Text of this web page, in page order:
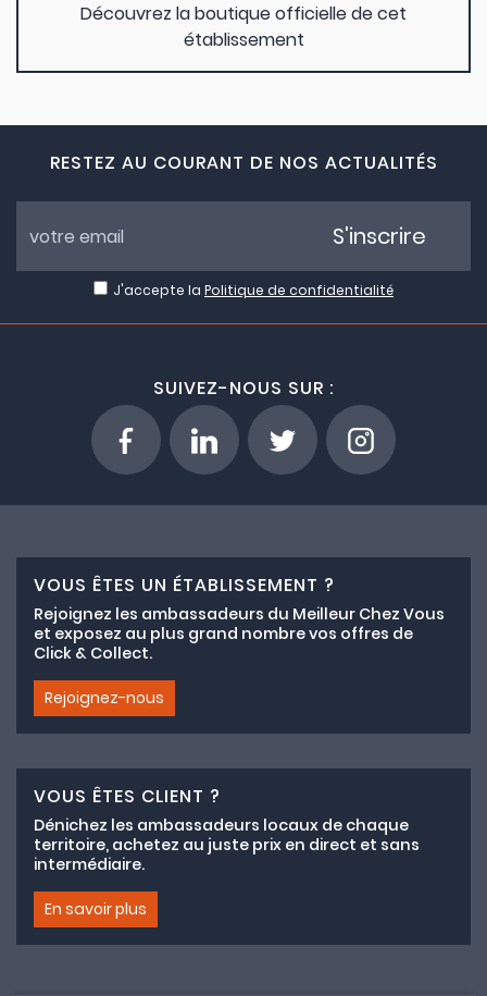
Découvrez la boutique officielle de cet
établissement
RESTEZ AU COURANT DE NOS ACTUALITÉS
J'accepte la Politique de confidentialité
S'inscrire
SUIVEZ-NOUS SUR :
VOUS ÊTES UN ÉTABLISSEMENT ?
Rejoignez les ambassadeurs du Meilleur Chez Vous
et exposez au plus grand nombre vos offres de
Click & Collect.
Rejoignez-nous
VOUS ÊTES CLIENT ?
Dénichez les ambassadeurs locaux de chaque
territoire, achetez au juste prix en direct et sans
intermédiaire.
En savoir plus